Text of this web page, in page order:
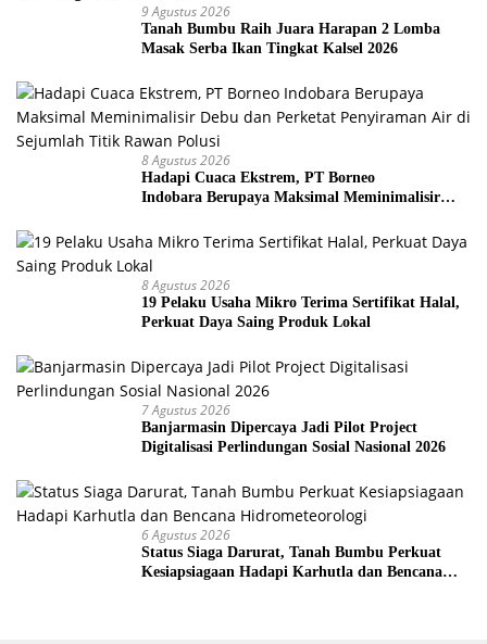
9 Agustus 2026
Tanah Bumbu Raih Juara Harapan 2 Lomba
Masak Serba Ikan Tingkat Kalsel 2026
8 Agustus 2026
Hadapi Cuaca Ekstrem, PT Borneo
Indobara Berupaya Maksimal Meminimalisir
Titik Rawan Polusi
8 Agustus 2026
19 Pelaku Usaha Mikro Terima Sertifikat Halal,
Perkuat Daya Saing Produk Lokal
7 Agustus 2026
Banjarmasin Dipercaya Jadi Pilot Project
Digitalisasi Perlindungan Sosial Nasional 2026
6 Agustus 2026
Status Siaga Darurat, Tanah Bumbu Perkuat
Kesiapsiagaan Hadapi Karhutla dan Bencana